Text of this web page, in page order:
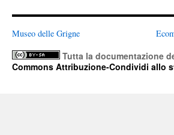
Museo delle Grigne
Tutta la documentazione
Commons Attribuzione-Condividi allo